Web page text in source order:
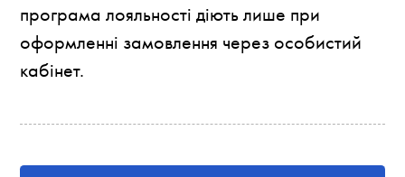
програма лояльності діють лише при
оформленні замовлення через особистий
кабінет.